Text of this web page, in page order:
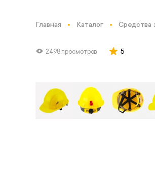
Главная Каталог Средства
2498 просмотров 5